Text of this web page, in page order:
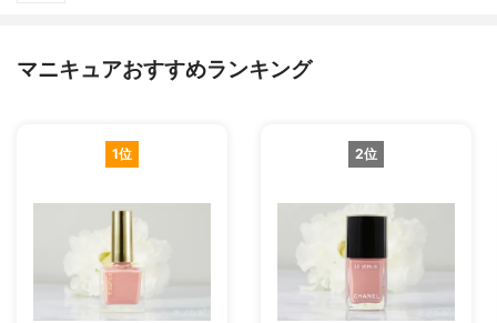
マニキュアおすすめランキング
1位 2位